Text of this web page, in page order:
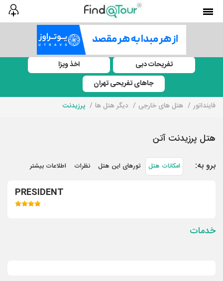
تفریحات دبی
اخذ ویزا
جاهای تفریحی تهران
فاینداتور هتل های خارجی دیگر هتل ها پرزیدنت
هتل پرزیدنت آتن
برو به: امکانات هتل تورهای این هتل نظرات اطلاعات بیشتر
PRESIDENT
خدمات